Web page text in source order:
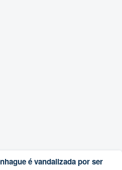
é vandalizada por ser